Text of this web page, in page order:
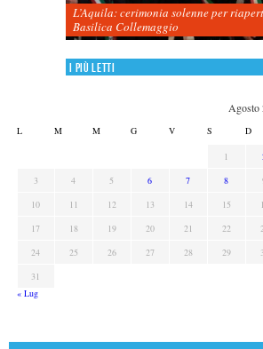
L’Aquila: cerimonia solenne per
Basilica Collemaggio
I più letti
Agosto
L M M G V S D
1
3
4 5 6 7 8
10
11 12 13 14 15
17
18 19 20 21 22
24
25 26 27 28 29
31
« Lug